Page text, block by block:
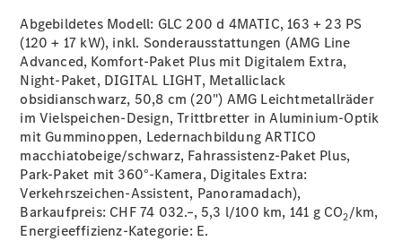
Mercedes-
Benz Apps
2G und 3G
Netzabschaltung
Betriebsanleitungen
Support &
Kontakt
Abgebildetes Modell: GLC 200 d 4MATIC, 163 + 23 PS
(120 + 17 kW), inkl. Sonderausstattungen (AMG Line
Advanced, Komfort-Paket Plus mit Digitalem Extra,
Night-Paket, DIGITAL LIGHT, Metalliclack
obsidianschwarz, 50,8 cm (20") AMG Leichtmetallräder
im Vielspeichen-Design, Trittbretter in Aluminium-Optik
mit Gumminoppen, Ledernachbildung ARTICO
macchiatobeige/schwarz, Fahrassistenz-Paket Plus,
Park-Paket mit 360°-Kamera, Digitales Extra:
Verkehrszeichen-Assistent, Panoramadach),
Barkaufpreis: CHF 74 032.–, 5,3 l/100 km, 141 g CO2/km,
Energieeffizienz-Kategorie: E.